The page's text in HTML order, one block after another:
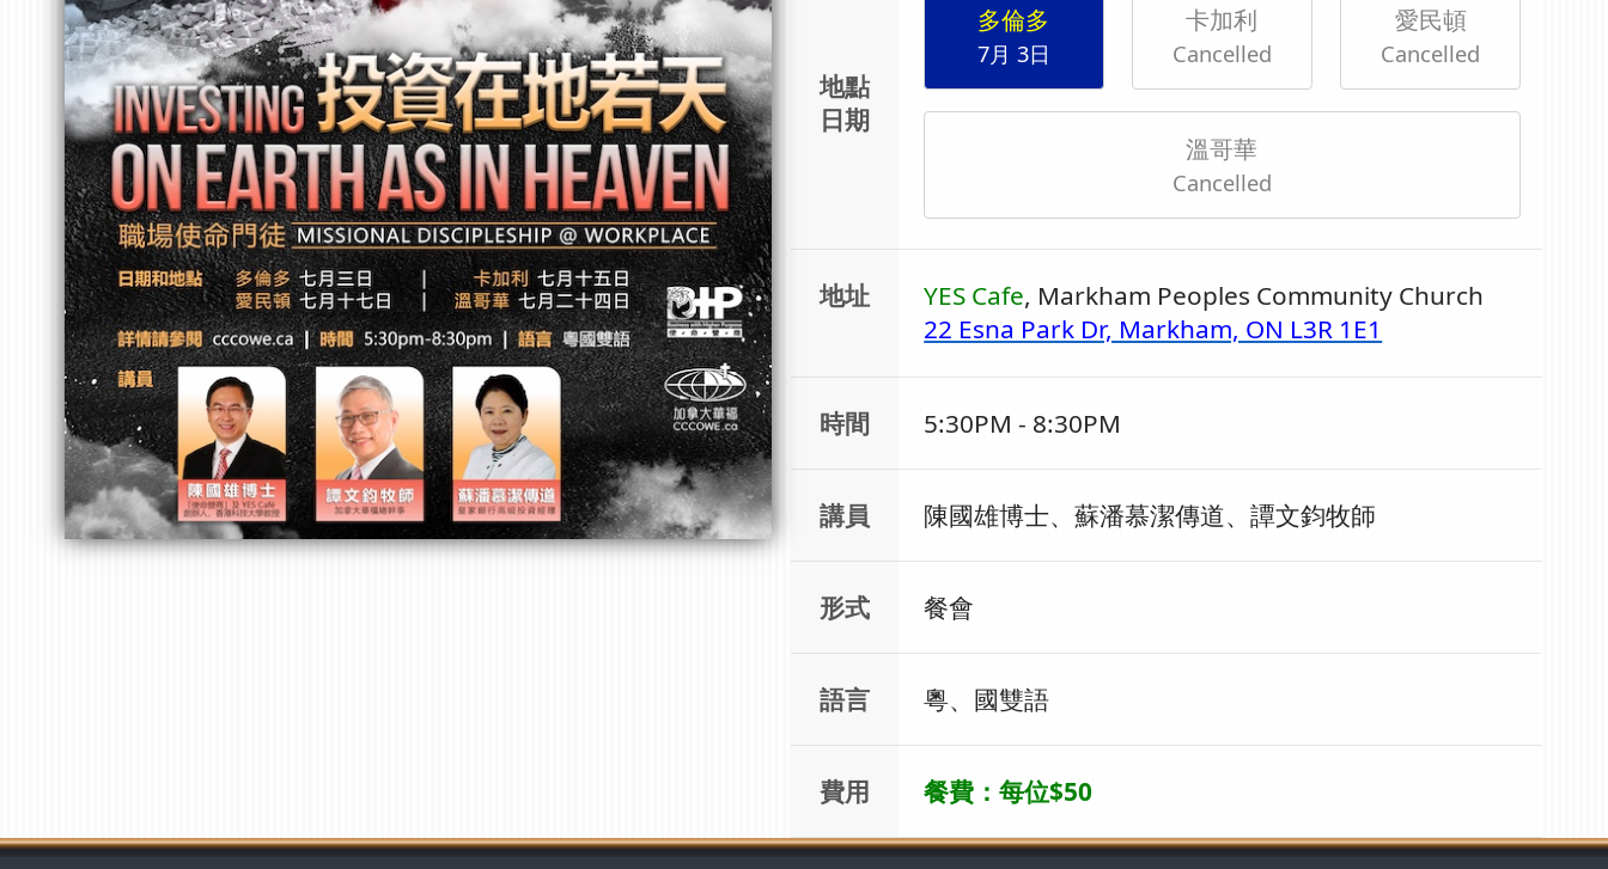
地點
日期
多倫多
7月 3日
卡加利
Cancelled
愛民頓
Cancelled
溫哥華
Cancelled
地址 YES Cafe, Markham Peoples Community Church
22 Esna Park Dr, Markham, ON L3R 1E1
時間 5:30PM - 8:30PM
講員 陳國雄博士、蘇潘慕潔傳道、譚文鈞牧師
形式 餐會
語言 粵、國雙語
費用 餐費：每位$50